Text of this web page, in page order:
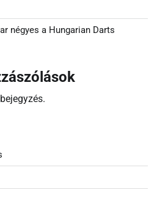
négyes a Hungarian Darts